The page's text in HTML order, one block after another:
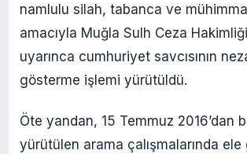
namlulu silah, tabanca ve
amacıyla Muğla Sulh Ceza
uyarınca cumhuriyet savcısının
gösterme işlemi yürütüldü.
Öte yandan, 15 Temmuz 2016’dan
yürütülen arama çalışmalarında